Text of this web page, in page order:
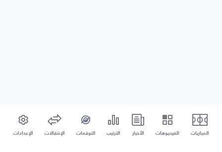
المباريات الفيديوهات الأخبار الترتيب التوقعات الإنتقالات الإعدادات